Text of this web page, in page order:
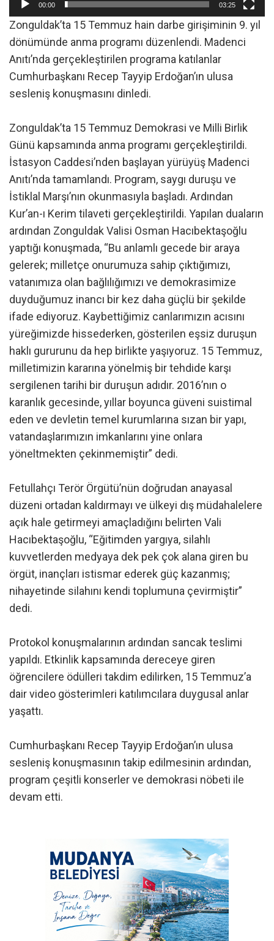
00:00 03:25
Zonguldak’ta 15 Temmuz hain darbe girişiminin 9. yıl
dönümünde anma programı düzenlendi. Madenci
Anıtı’nda gerçekleştirilen programa katılanlar
Cumhurbaşkanı Recep Tayyip Erdoğan’ın ulusa
sesleniş konuşmasını dinledi.
Zonguldak’ta 15 Temmuz Demokrasi ve Milli Birlik
Günü kapsamında anma programı gerçekleştirildi.
İstasyon Caddesi’nden başlayan yürüyüş Madenci
Anıtı’nda tamamlandı. Program, saygı duruşu ve
İstiklal Marşı’nın okunmasıyla başladı. Ardından
Kur’an-ı Kerim tilaveti gerçekleştirildi. Yapılan duaların
ardından Zonguldak Valisi Osman Hacıbektaşoğlu
yaptığı konuşmada, “Bu anlamlı gecede bir araya
gelerek; milletçe onurumuza sahip çıktığımızı,
vatanımıza olan bağlılığımızı ve demokrasimize
duyduğumuz inancı bir kez daha güçlü bir şekilde
ifade ediyoruz. Kaybettiğimiz canlarımızın acısını
yüreğimizde hissederken, gösterilen eşsiz duruşun
haklı gururunu da hep birlikte yaşıyoruz. 15 Temmuz,
milletimizin kararına yönelmiş bir tehdide karşı
sergilenen tarihi bir duruşun adıdır. 2016’nın o
karanlık gecesinde, yıllar boyunca güveni suistimal
eden ve devletin temel kurumlarına sızan bir yapı,
vatandaşlarımızın imkanlarını yine onlara
yöneltmekten çekinmemiştir” dedi.
Fetullahçı Terör Örgütü’nün doğrudan anayasal
düzeni ortadan kaldırmayı ve ülkeyi dış müdahalelere
açık hale getirmeyi amaçladığını belirten Vali
Hacıbektaşoğlu, “Eğitimden yargıya, silahlı
kuvvetlerden medyaya dek pek çok alana giren bu
örgüt, inançları istismar ederek güç kazanmış;
nihayetinde silahını kendi toplumuna çevirmiştir”
dedi.
Protokol konuşmalarının ardından sancak teslimi
yapıldı. Etkinlik kapsamında dereceye giren
öğrencilere ödülleri takdim edilirken, 15 Temmuz’a
dair video gösterimleri katılımcılara duygusal anlar
yaşattı.
Cumhurbaşkanı Recep Tayyip Erdoğan’ın ulusa
sesleniş konuşmasının takip edilmesinin ardından,
program çeşitli konserler ve demokrasi nöbeti ile
devam etti.